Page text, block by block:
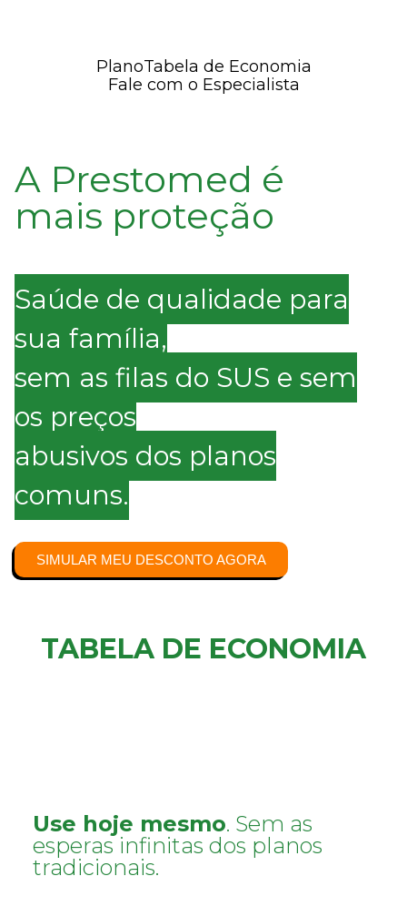
PlanoTabela de Economia
Fale com o Especialista
A Prestomed é
mais proteção
Saúde de qualidade para
sua família,
sem as filas do SUS e sem
os preços
abusivos dos planos
comuns.
SIMULAR MEU DESCONTO AGORA
TABELA DE ECONOMIA
Use hoje mesmo. Sem as
esperas infinitas dos planos
tradicionais.